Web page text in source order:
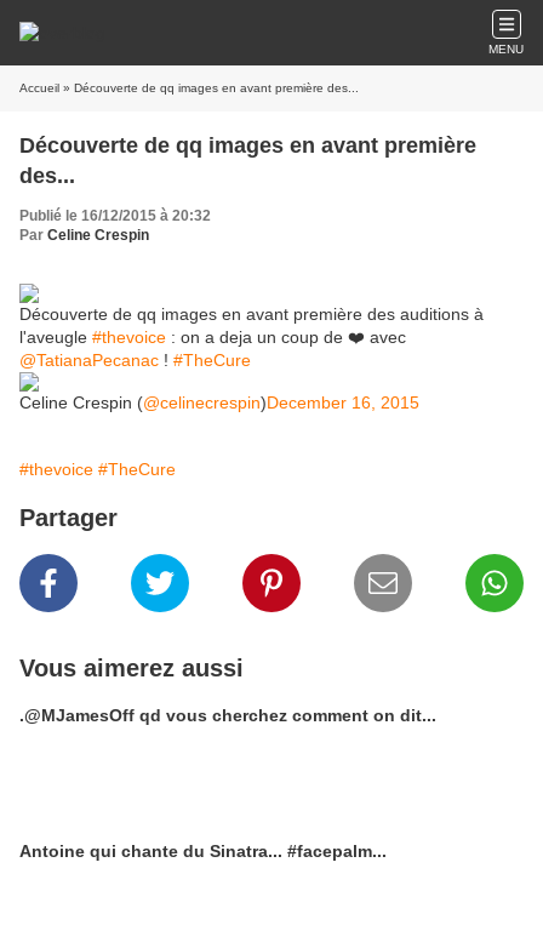
MENU
Accueil » Découverte de qq images en avant première des...
Découverte de qq images en avant première
des...
Publié le 16/12/2015 à 20:32
Par Celine Crespin
Découverte de qq images en avant première des auditions à
l'aveugle #thevoice : on a deja un coup de ❤️ avec
@TatianaPecanac ! #TheCure
Celine Crespin (@celinecrespin)December 16, 2015
#thevoice #TheCure
Partager
Vous aimerez aussi
.@MJamesOff qd vous cherchez comment on dit...
Antoine qui chante du Sinatra... #facepalm...